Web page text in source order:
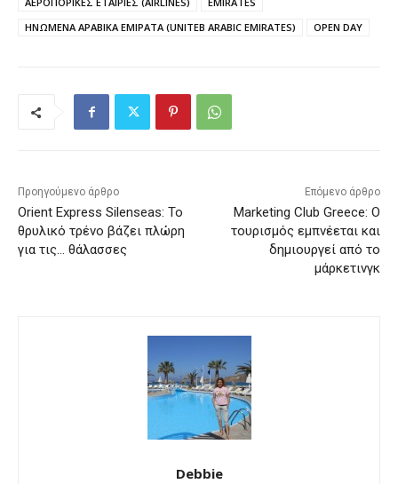
ΗΝΩΜΕΝΑ ΑΡΑΒΙΚΑ ΕΜΙΡΑΤΑ (UNITEB ARABIC EMIRATES)
OPEN DAY
Προηγούμενο άρθρο
Orient Express Silenseas: Το
θρυλικό τρένο βάζει πλώρη
για τις… θάλασσες
Επόμενο άρθρο
Marketing Club Greece: Ο
τουρισμός εμπνέεται και
δημιουργεί από το
μάρκετινγκ
Debbie